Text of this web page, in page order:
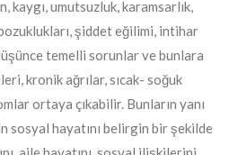
kaygı, umutsuzluk, karamsarlık,
şiddet eğilimi, intihar
temelli sorunlar ve bunlara
kronik ağrılar, sıcak- soğuk
ortaya çıkabilir. Bunların yanı
sosyal hayatını belirgin bir şekilde